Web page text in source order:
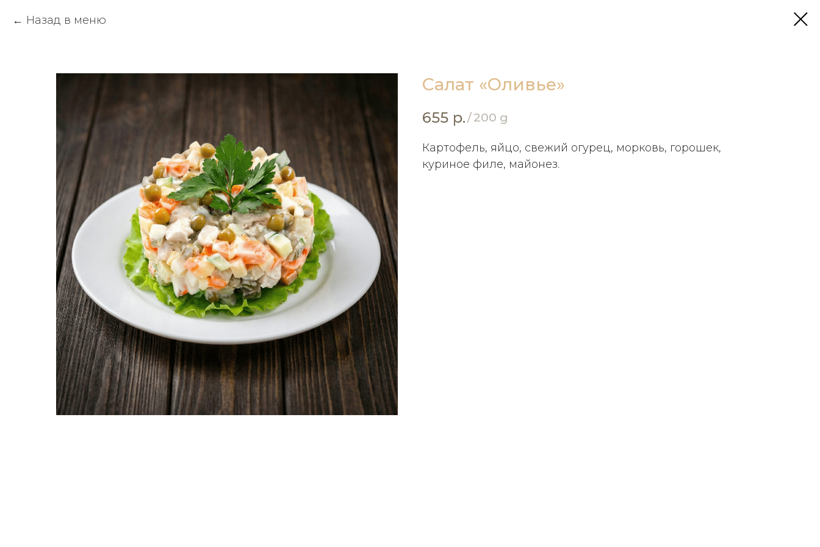
Назад в меню
Салат «Оливье»
655 р./200 g
Картофель, яйцо, свежий огурец, морковь, горошек,
куриное филе, майонез.